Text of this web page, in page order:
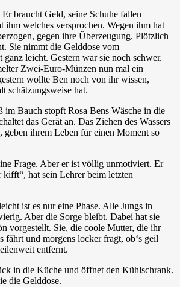
braucht Geld, seine Schuhe fallen
ihm welches versprochen. Wegen ihm hat
gegen ihre Überzeugung. Plötzlich
Sie nimmt die Gelddose vom
ganz leicht. Gestern war sie noch schwer.
Zwei-Euro-Münzen nun mal ein
wollte Ben noch von ihr wissen,
schätzungsweise hat.
Bauch stopft Rosa Bens Wäsche in die
das Gerät an. Das Ziehen des Wassers
geben ihrem Leben für einen Moment so
Frage. Aber er ist völlig unmotiviert. Er
hat sein Lehrer beim letzten
ist es nur eine Phase. Alle Jungs in
Aber die Sorge bleibt. Dabei hat sie
vorgestellt. Sie, die coole Mutter, die ihr
fährt und morgens locker fragt, ob‘s geil
entfernt.
in die Küche und öffnet den Kühlschrank.
die Gelddose.